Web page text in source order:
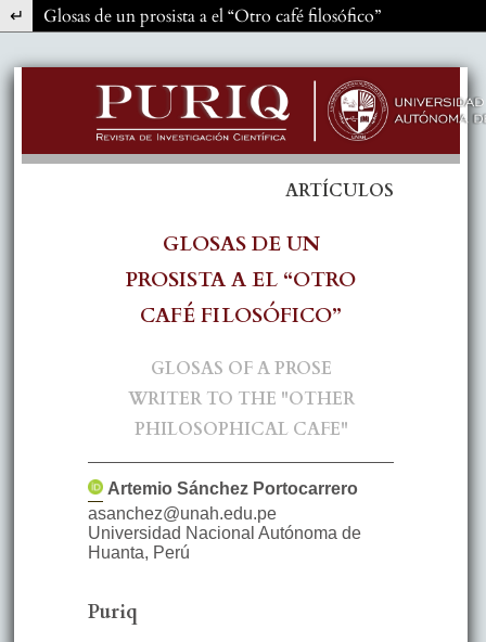
Volver a los detalles del artículo
Glosas de un prosista a el “Otro café filosófico”